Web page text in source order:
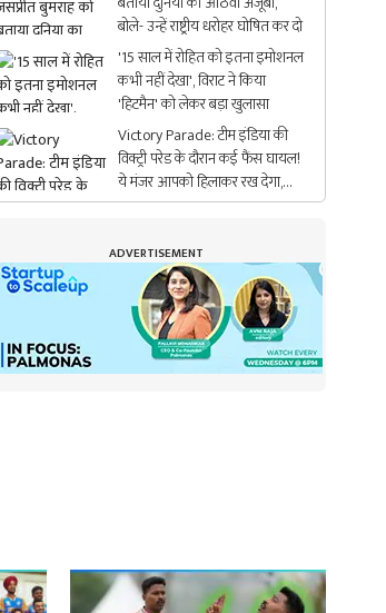
बोले- उन्हें राष्ट्रीय धरोहर घोषित कर दो
'15 साल में रोहित को इतना इमोशनल
कभी नहीं देखा', विराट ने किया
'हिटमैन' को लेकर बड़ा खुलासा
Victory Parade: टीम इंडिया की
विक्ट्री परेड के दौरान कई फैंस घायल!
ये मंजर आपको हिलाकर रख देगा,
Video
ADVERTISEMENT